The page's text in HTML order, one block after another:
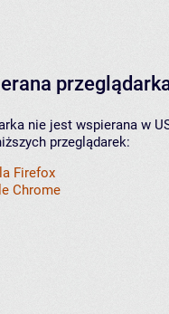
nie jest wspierana w
przeglądarek:
Firefox
Chrome